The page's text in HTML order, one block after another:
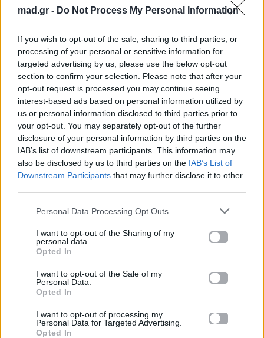
mad.gr - Do Not Process My Personal Information
If you wish to opt-out of the sale, sharing to third parties, or
processing of your personal or sensitive information for
targeted advertising by us, please use the below opt-out
section to confirm your selection. Please note that after your
opt-out request is processed you may continue seeing
interest-based ads based on personal information utilized by
us or personal information disclosed to third parties prior to
your opt-out. You may separately opt-out of the further
disclosure of your personal information by third parties on the
IAB’s list of downstream participants. This information may
also be disclosed by us to third parties on the IAB’s List of
Downstream Participants that may further disclose it to other
Personal Data Processing Opt Outs
I want to opt-out of the Sharing of my
personal data.
Opted In
I want to opt-out of the Sale of my
Personal Data.
Opted In
I want to opt-out of processing my
Personal Data for Targeted Advertising.
Opted In
Πανελλαδικές 2026:
βαθμολογιών η
Λαρισαία Ιωάννα
Παπακώστα με 19.780
μόρια
26.06.2026
Μία κάρτα για όλες τις
26.06.2026
Life
κολυμπήσεις στην
Αττική: Οι 29
ακατάλληλες παραλίες
25.06.2026
Life
νέους επιστήμονες με